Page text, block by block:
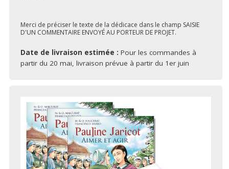
Merci de préciser le texte de la dédicace dans le champ SAISIE
D'UN COMMENTAIRE ENVOYÉ AU PORTEUR DE PROJET.
Date de livraison estimée : Pour les commandes à
partir du 20 mai, livraison prévue à partir du 1er juin